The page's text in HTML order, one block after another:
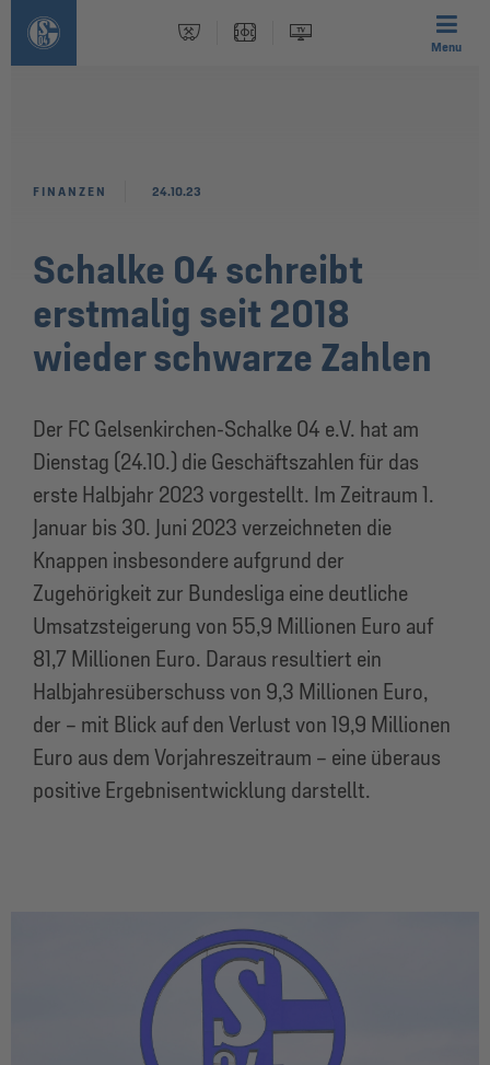
Menu
Schalke 04 schreibt
erstmalig seit 2018
wieder schwarze Zahlen
Der FC Gelsenkirchen-Schalke 04 e.V. hat am
Dienstag (24.10.) die Geschäftszahlen für das
erste Halbjahr 2023 vorgestellt. Im Zeitraum 1.
Januar bis 30. Juni 2023 verzeichneten die
Knappen insbesondere aufgrund der
Zugehörigkeit zur Bundesliga eine deutliche
Umsatzsteigerung von 55,9 Millionen Euro auf
81,7 Millionen Euro. Daraus resultiert ein
Halbjahresüberschuss von 9,3 Millionen Euro,
der – mit Blick auf den Verlust von 19,9 Millionen
Euro aus dem Vorjahreszeitraum – eine überaus
positive Ergebnisentwicklung darstellt.
FINANZEN 24.10.23